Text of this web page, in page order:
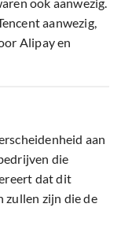
aanwezig,
Alipay en
aan
die
dat dit
zullen zijn die de